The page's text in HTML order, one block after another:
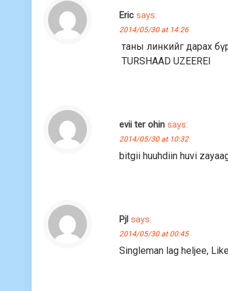
Eric says:
2014/05/30 at 14:26
таны линкийг дарах
TURSHAAD UZEEREI
evii ter ohin says:
2014/05/30 at 10:32
bitgii huuhdiin huvi
Pjl says:
2014/05/30 at 00:45
Singleman lag heljee,